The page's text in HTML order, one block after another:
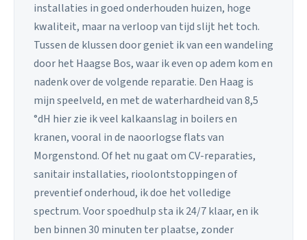
installaties in goed onderhouden huizen, hoge
kwaliteit, maar na verloop van tijd slijt het toch.
Tussen de klussen door geniet ik van een wandeling
door het Haagse Bos, waar ik even op adem kom en
nadenk over de volgende reparatie. Den Haag is
mijn speelveld, en met de waterhardheid van 8,5
°dH hier zie ik veel kalkaanslag in boilers en
kranen, vooral in de naoorlogse flats van
Morgenstond. Of het nu gaat om CV-reparaties,
sanitair installaties, rioolontstoppingen of
preventief onderhoud, ik doe het volledige
spectrum. Voor spoedhulp sta ik 24/7 klaar, en ik
ben binnen 30 minuten ter plaatse, zonder